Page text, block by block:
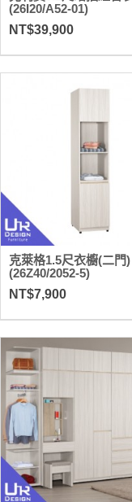
(26I20/A52-01)
NT$39,900
克萊格1.5尺衣櫥(二門)
(26Z40/2052-5)
NT$7,900